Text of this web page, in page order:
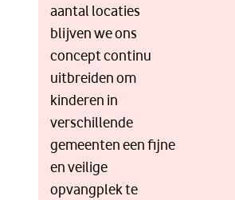
aantal locaties
blijven we ons
concept continu
uitbreiden om
kinderen in
verschillende
gemeenten een fijne
en veilige
opvangplek te